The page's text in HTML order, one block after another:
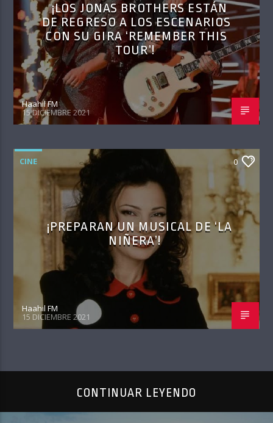
¡LOS JONAS BROTHERS ESTÁN
DE REGRESO A LOS ESCENARIOS
CON SU GIRA ‘REMEMBER THIS
TOUR’!
Haahil FM
15 DICIEMBRE 2021
CINE 0
¡PREPARAN UN MUSICAL DE ‘LA
NIÑERA’!
Haahil FM
15 DICIEMBRE 2021
CONTINUAR LEYENDO